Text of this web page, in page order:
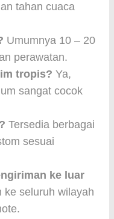
tahan cuaca
Umumnya 10 – 20
perawatan.
tropis? Ya,
sangat cocok
Tersedia berbagai
sesuai
ke luar
ke seluruh wilayah